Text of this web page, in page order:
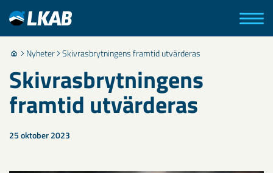
Nyheter Skivrasbrytningens framtid utvärderas
Skivrasbrytningens
framtid utvärderas
25 oktober 2023